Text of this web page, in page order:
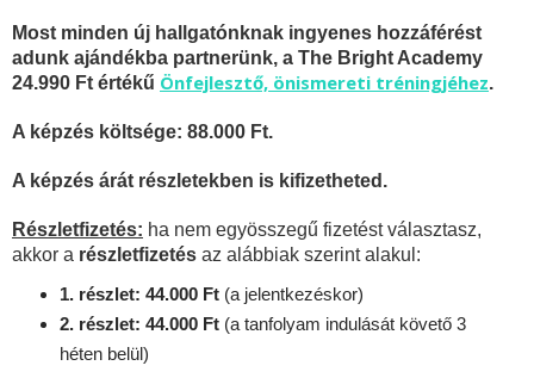
Most minden új hallgatónknak ingyenes hozzáférést
adunk ajándékba partnerünk, a The Bright Academy
24.990 Ft értékű Önfejlesztő, önismereti tréningjéhez.
A képzés költsége: 88.000 Ft.
A képzés árát részletekben is kifizetheted.
Részletfizetés: ha nem egyösszegű fizetést választasz,
akkor a részletfizetés az alábbiak szerint alakul:
1. részlet: 44.000 Ft (a jelentkezéskor)
2. részlet: 44.000 Ft (a tanfolyam indulását követő 3
héten belül)